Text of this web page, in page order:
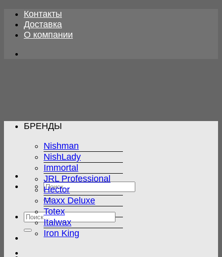
Skip
content
Контакты
Доставка
О компании
Искать:
Искать:
БРЕНДЫ
Nishman
NishLady
Immortal
JRL Professional
Hector
Maxx Deluxe
Totex
Italwax
Iron King